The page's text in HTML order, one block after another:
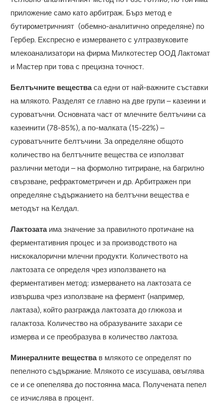
приложение само като арбитраж. Бърз метод е
бутирометричният (обемно-аналитично определяне) по
Гербер. Експресно е измерването с ултразвуковите
млекоанализатори на фирма Милкотестер ООД Лактомат
и Мастер при това с прецизна точност.
Белтъчните веществаса едни от най-важните съставки
на млякото. Разделят се главно на две групи – казеини и
суроватъчни. Основната част от млечните белтъчини са
казеинити (78-85%), а по-малката (15-22%) –
суроватъчните белтъчини. За определяне общото
количество на белтъчните вещества се използват
различни методи – на формолно титриране, на багрилно
свързване, рефрактометричен и др. Арбитражен при
определяне съдържанието на белтъчни вещества е
методът на Келдал.
Лактозата има значение за правилното протичане на
ферментативния процес и за производството на
нискокалорични млечни продукти. Количеството на
лактозата се определя чрез използването на
ферментативен метод: измерването на лактозата се
извършва чрез използване на фермент (например,
лактаза), който разгражда лактозата до глюкоза и
галактоза. Количество на образуваните захари се
измерва и се преобразува в количество лактоза.
Минералните веществав млякото се определят по
пепелното съдържание. Млякото се изсушава, овъглява
се и се опепелява до постоянна маса. Получената пепел
се изчислява в процент.